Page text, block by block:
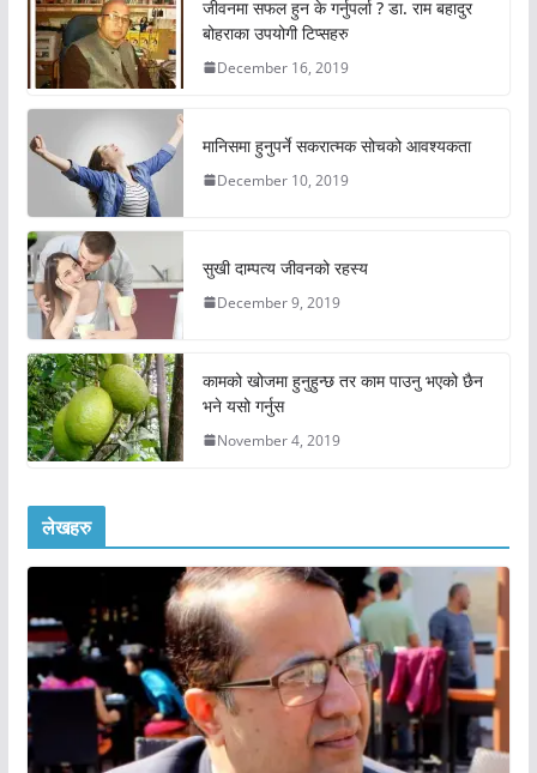
जीवनमा सफल हुन के गर्नुपर्ला ? डा. राम बहादुर
बोहराका उपयोगी टिप्सहरु
December 16, 2019
मानिसमा हुनुपर्ने सकरात्मक सोचको आवश्यकता
December 10, 2019
सुखी दाम्पत्य जीवनको रहस्य
December 9, 2019
कामको खोजमा हुनुहुन्छ तर काम पाउनु भएको छैन
भने यसो गर्नुस
November 4, 2019
लेखहरु